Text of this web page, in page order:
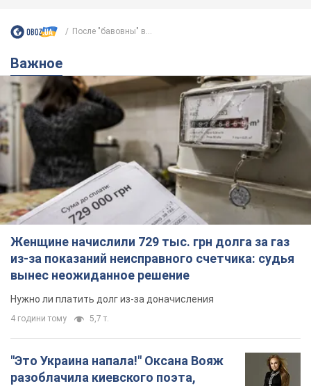
После "бавовны" в...
Важное
Женщине начислили 729 тыс. грн долга за газ
из-за показаний неисправного счетчика: судья
вынес неожиданное решение
Нужно ли платить долг из-за доначисления
4 години тому 5,7 т.
"Это Украина напала!" Оксана Вояж
разоблачила киевского поэта,